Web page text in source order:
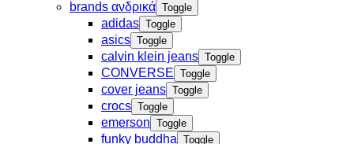
brands ανδρικά Toggle
adidas Toggle
asics Toggle
calvin klein jeans Toggle
CONVERSE Toggle
cover jeans Toggle
crocs Toggle
emerson Toggle
funky buddha Toggle